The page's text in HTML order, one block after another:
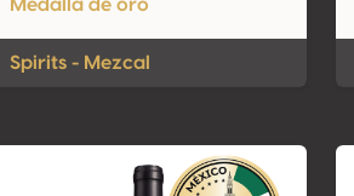
Medalla de oro
Spirits - Mezcal